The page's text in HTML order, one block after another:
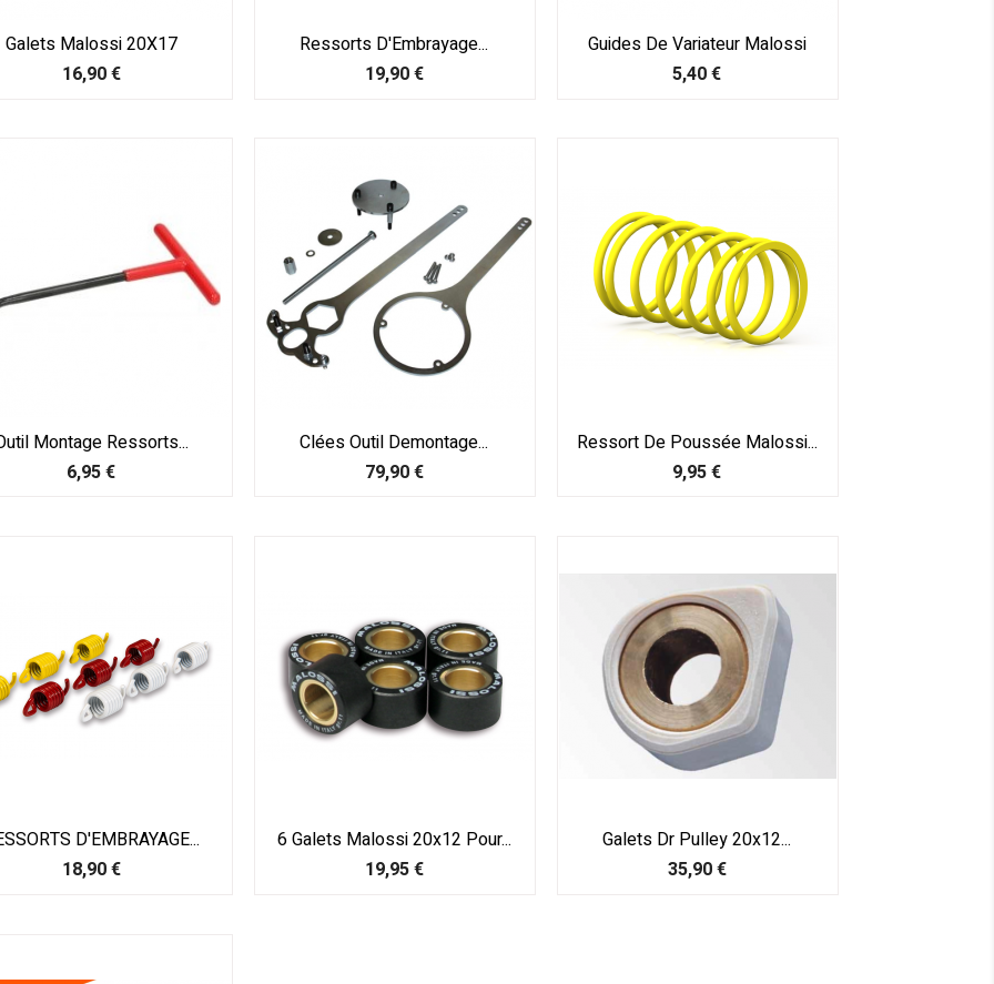
Galets Malossi 20X17
Prix
16,90 €
Ressorts D'Embrayage...
Prix
19,90 €
Guides De Variateur Malossi
Prix
5,40 €
Montage Ressorts...
Prix
6,95 €
Clées Outil Demontage...
Prix
79,90 €
Ressort De Poussée Malossi...
Prix
9,95 €
D'EMBRAYAGE...
Prix
18,90 €
6 Galets Malossi 20x12 Pour...
Prix
19,95 €
Galets Dr Pulley 20x12...
Prix
35,90 €